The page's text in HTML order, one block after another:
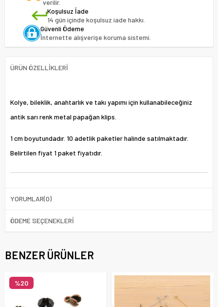
verilir.
Koşulsuz İade
14 gün içinde koşulsuz iade hakkı.
Güvenli Ödeme
İnternette alışverişe koruma sistemi.
ÜRÜN ÖZELLIKLERI
Kolye, bileklik, anahtarlık ve takı yapımı için kullanabileceğiniz
antik sarı renk metal papağan klips.
1 cm boyutundadır. 10 adetlik paketler halinde satılmaktadır.
Belirtilen fiyat 1 paket fiyatıdır.
YORUMLAR(0)
ÖDEME SEÇENEKLERI
BENZER ÜRÜNLER
%20